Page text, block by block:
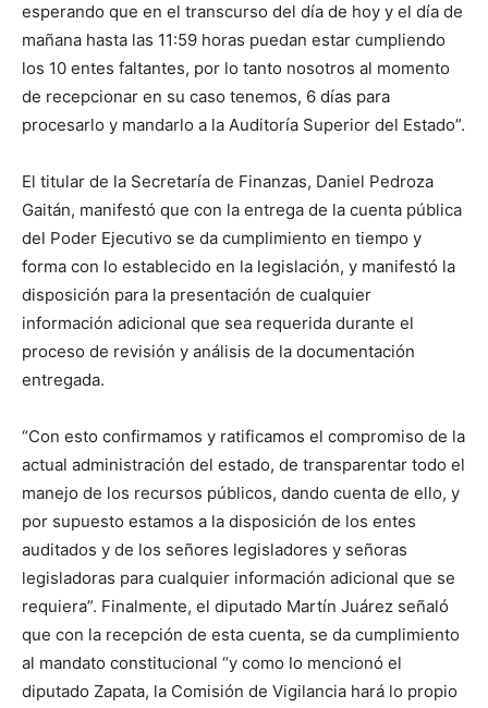
esperando que en el transcurso del día de hoy y el día de
mañana hasta las 11:59 horas puedan estar cumpliendo
los 10 entes faltantes, por lo tanto nosotros al momento
de recepcionar en su caso tenemos, 6 días para
procesarlo y mandarlo a la Auditoría Superior del Estado”.
El titular de la Secretaría de Finanzas, Daniel Pedroza
Gaitán, manifestó que con la entrega de la cuenta pública
del Poder Ejecutivo se da cumplimiento en tiempo y
forma con lo establecido en la legislación, y manifestó la
disposición para la presentación de cualquier
información adicional que sea requerida durante el
proceso de revisión y análisis de la documentación
entregada.
“Con esto confirmamos y ratificamos el compromiso de la
actual administración del estado, de transparentar todo el
manejo de los recursos públicos, dando cuenta de ello, y
por supuesto estamos a la disposición de los entes
auditados y de los señores legisladores y señoras
legisladoras para cualquier información adicional que se
requiera”. Finalmente, el diputado Martín Juárez señaló
que con la recepción de esta cuenta, se da cumplimiento
al mandato constitucional “y como lo mencionó el
diputado Zapata, la Comisión de Vigilancia hará lo propio